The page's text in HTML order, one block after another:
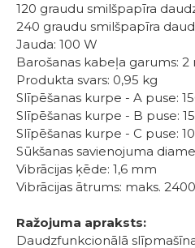
120 graudu smilšpapīra
240 graudu smilšpapīra
Jauda: 100 W
Barošanas kabeļa garums: 2
Produkta svars: 0,95 kg
Slīpēšanas kurpe - A puse:
Slīpēšanas kurpe - B puse:
Slīpēšanas kurpe - C puse:
Sūkšanas savienojuma
Vibrācijas ķēde: 1,6 mm
Vibrācijas ātrums: maks.
Ražojuma apraksts:
Daudzfunkcionālā